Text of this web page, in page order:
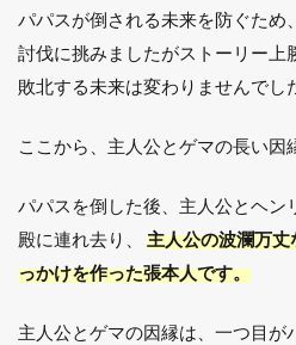
パパスが倒される未来を防ぐため
討伐に挑みましたがストーリー上
敗北する未来は変わりませんでし
ここから、主人公とゲマの長い因
パパスを倒した後、主人公とヘン
殿に連れ去り、
主人公の波瀾万
っかけを作った張本人です。
主人公とゲマの因縁は、一つ目が